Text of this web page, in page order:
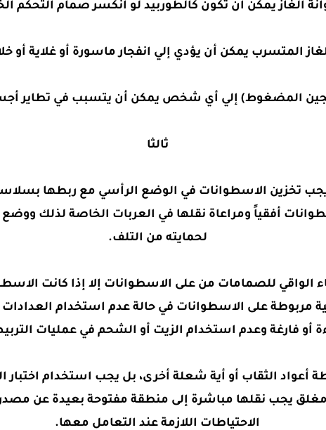
الغاز يمكن أن تكون كالطوربيد لو انكسر صمام التحكم
المتسرب يمكن أن يؤدي إلي انفجار ماسورة أو غلاية أو
المضغوط) إلي أي شخص يمكن أن يتسبب في تطاير
ثالثا
تخزين الاسطوانات في الوضع الرأسي مع ربطها
أفقياً ومراعاة نقلها في العربات الخاصة لذلك
لحمايته من التلف.‏
للصمامات من على الاسطوانات إلا إذا كانت
مربوطة على الاسطوانات في حالة عدم استخدام
أو فارغة وعدم استخدام الزيت أو الشحم في عمليات
الثقاب أو أية شعلة أخرى، بل يجب استخدام
يجب نقلها مباشرة إلى منطقة مفتوحة بعيدة عن مصدر
الاحتياطات اللازمة عند التعامل معها.‏